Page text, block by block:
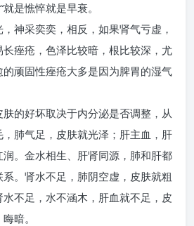
是憔悴就是早衰。
神采奕奕，相反，如果肾气亏虚，
痤疮，色泽比较暗，根比较深，尤
顽固性痤疮大多是因为脾胃的湿气
的好坏取决于内分泌是否调整，从
肺气足，皮肤就光泽；肝主血，肝
。金水相生、肝肾同源，肺和肝都
。肾水不足，肺阴空虚，皮肤就粗
不足，水不涵木，肝血就不足，皮
暗。